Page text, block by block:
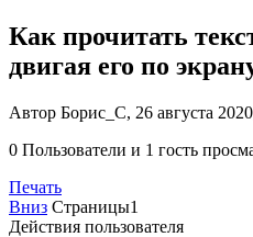
Как прочитать
двигая его по
Автор Борис_С, 26 августа
0 Пользователи и 1 гость
Печать
Вниз Страницы1
Действия пользователя